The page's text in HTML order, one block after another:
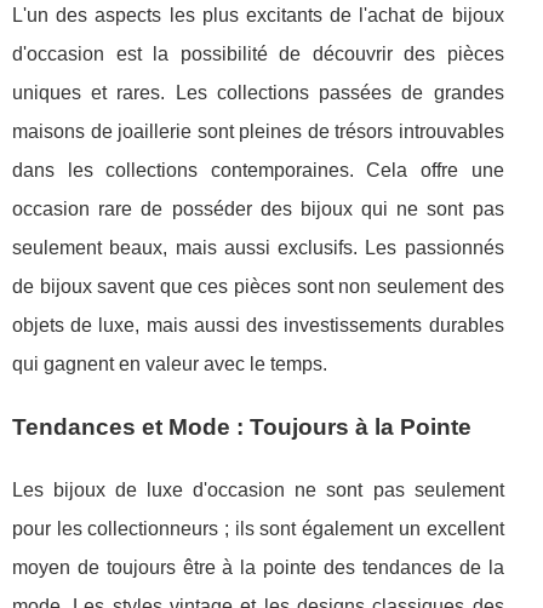
L'un des aspects les plus excitants de l'achat de bijoux
d'occasion est la possibilité de découvrir des pièces
uniques et rares. Les collections passées de grandes
maisons de joaillerie sont pleines de trésors introuvables
dans les collections contemporaines. Cela offre une
occasion rare de posséder des bijoux qui ne sont pas
seulement beaux, mais aussi exclusifs. Les passionnés
de bijoux savent que ces pièces sont non seulement des
objets de luxe, mais aussi des investissements durables
qui gagnent en valeur avec le temps.
Tendances et Mode : Toujours à la Pointe
Les bijoux de luxe d'occasion ne sont pas seulement
pour les collectionneurs ; ils sont également un excellent
moyen de toujours être à la pointe des tendances de la